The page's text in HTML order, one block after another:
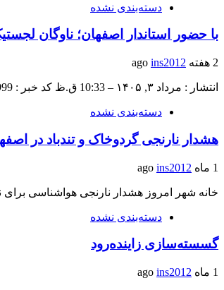
دسته‌بندی نشده
با حضور استاندار اصفهان؛ ناوگان
2 هفته ago ins2012
انتشار : مرداد ۳, ۱۴۰۵ – 10:33 ق.ظ کد خبر : 62999 مشاهده : 10…
دسته‌بندی نشده
هشدار نارنجی گردوخاک و تندباد در اصفهان؛
1 ماه ago ins2012
خانه شهر امروز هشدار نارنجی هواشناسی
دسته‌بندی نشده
گسسته‌سازی زاینده‌رود
1 ماه ago ins2012